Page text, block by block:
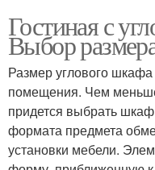
Гостиная с
Выбор
Размер углового шкафа
помещения. Чем
придется выбрать
формата предмета
установки мебели.